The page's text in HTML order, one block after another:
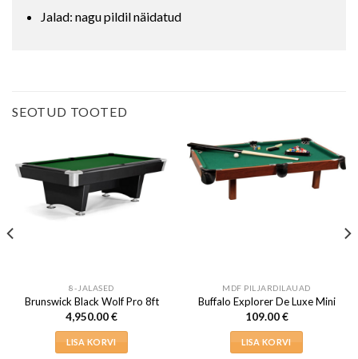
Jalad: nagu pildil näidatud
SEOTUD TOOTED
8-JALASED
Brunswick Black Wolf Pro 8ft
4,950.00€
LISA KORVI
MDF PILJARDILAUAD
Buffalo Explorer De Luxe Mini
109.00€
LISA KORVI